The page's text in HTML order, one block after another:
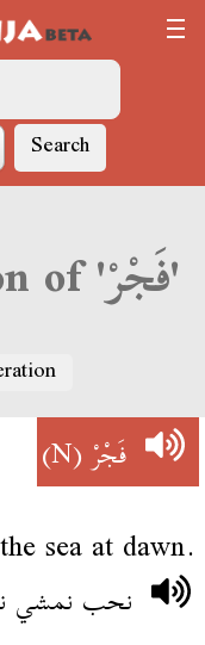
Search
Derja translation of 'فَجْرْ'
فَجْرْ(N)
sea at dawn.
نحب نمشي